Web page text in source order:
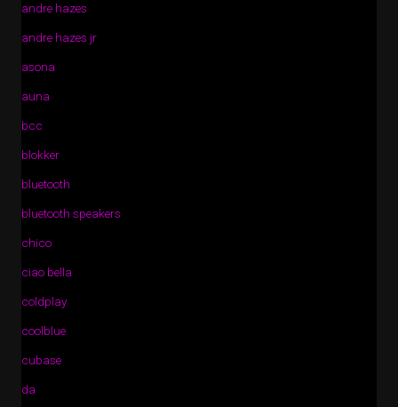
andre hazes
andre hazes jr
asona
auna
bcc
blokker
bluetooth
bluetooth speakers
chico
ciao bella
coldplay
coolblue
cubase
da